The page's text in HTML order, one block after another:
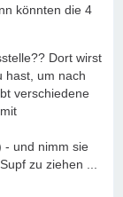
könnten die 4
Dort wirst
hast, um nach
verschiedene
- und nimm sie
zu ziehen ...